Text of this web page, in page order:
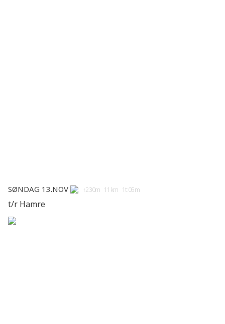
Søndag 13.nov ↑230m 11km 1t:05m
t/r Hamre